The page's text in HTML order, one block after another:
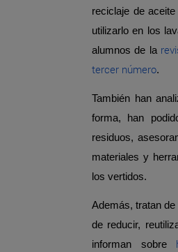
reciclaje de
utilizarlo en los
alumnos de la
tercer número.
También han
forma, han
residuos,
materiales y
los vertidos.
Además, tratan de
de reducir,
informan sobre